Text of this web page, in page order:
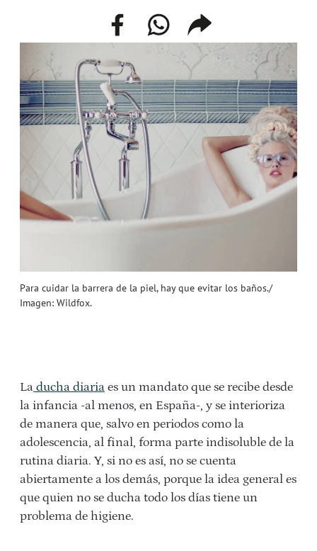
Para cuidar la barrera de la piel, hay que evitar los baños./
Imagen: Wildfox.
facebookwhatsappcompartir
enlace
La ducha diaria es un mandato que se recibe desde
la infancia -al menos, en España-, y se interioriza
de manera que, salvo en periodos como la
adolescencia, al final, forma parte indisoluble de la
rutina diaria. Y, si no es así, no se cuenta
abiertamente a los demás, porque la idea general es
que quien no se ducha todo los días tiene un
problema de higiene.